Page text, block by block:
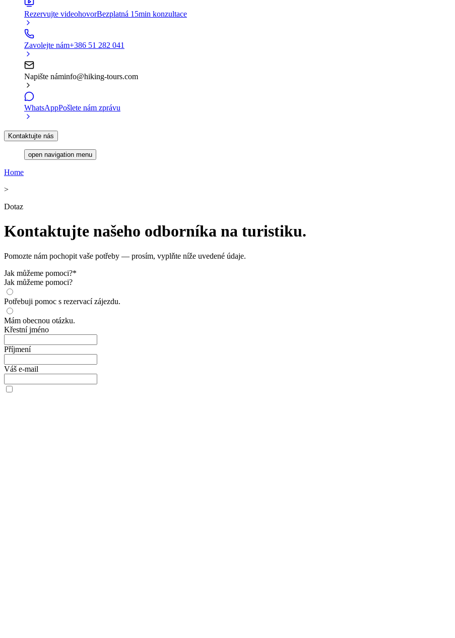
Rezervujte videohovorBezplatná 15min konzultace
Zavolejte nám+386 51 282 041
Napište náminfo@hiking-tours.com
WhatsAppPošlete nám zprávu
Kontaktujte nás
open navigation menu
Home
>
Dotaz
Kontaktujte našeho odborníka na turistiku.
Pomozte nám pochopit vaše potřeby — prosím, vyplňte níže uvedené údaje.
Jak můžeme pomoci?*
Jak můžeme pomoci?
Potřebuji pomoc s rezervací zájezdu.
Mám obecnou otázku.
Křestní jméno
Příjmení
Váš e-mail